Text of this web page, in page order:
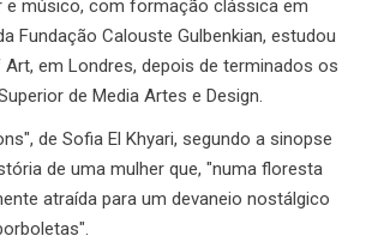
e músico, com formação clássica em
Fundação Calouste Gulbenkian, estudou
em Londres, depois de terminados os
de Media Artes e Design.
de Sofia El Khyari, segundo a sinopse
de uma mulher que, "numa floresta
atraída para um devaneio nostálgico